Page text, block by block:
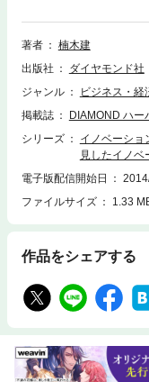
次々と市場化される新し
どは「進歩」であって、
リステンセンが提唱した
ている今日的な文脈に注
ある。「新しい何か」と
あるとすらいえる。筆者
ーションと技術進歩の違
進歩の競争」を安直に追
本来の意味でのイノベー
はいけない。＊『
月号）』に掲載された論
著者
楠木建
出版社
ダイヤモンド社
ジャンル
ビジネス・経
掲載誌
DIAMOND ハー
シリーズ
イノベーシ
見したイノベ
電子版配信開始日
ファイルサイズ
1.33
作品をシェアする